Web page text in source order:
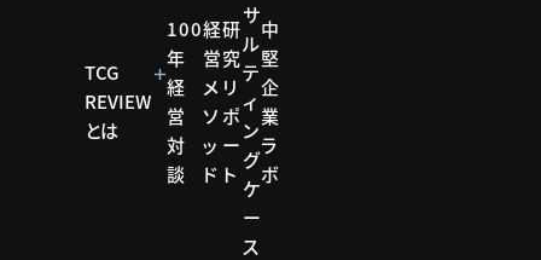
TCG
REVIEW
とは
100
年
経
営
対
談
経
営
メ
ソ
ッ
ド
研
究
リ
ポ
ー
ト
サ
ル
テ
ィ
ン
グ
ケ
ー
ス
中
堅
企
業
ラ
ボ
コラム有識者連載
vol.2 ドイツの有給休暇消化率は100%
コラム
有識者